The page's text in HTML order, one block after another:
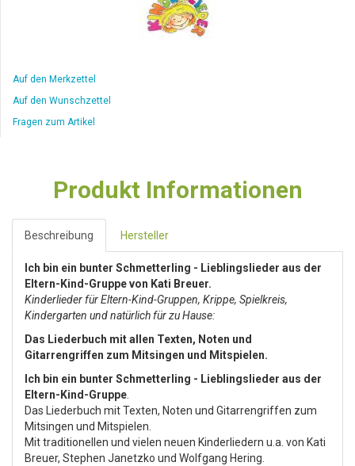
Auf den Merkzettel
Auf den Wunschzettel
Fragen zum Artikel
Produkt Informationen
Beschreibung Hersteller
Ich bin ein bunter Schmetterling - Lieblingslieder aus der
Eltern-Kind-Gruppe von Kati Breuer.
Kinderlieder für Eltern-Kind-Gruppen, Krippe, Spielkreis,
Kindergarten und natürlich für zu Hause:
Das Liederbuch mit allen Texten, Noten und
Gitarrengriffen zum Mitsingen und Mitspielen.
Ich bin ein bunter Schmetterling - Lieblingslieder aus der
Eltern-Kind-Gruppe
Das Liederbuch mit Texten, Noten und Gitarrengriffen zum
Mitsingen und Mitspielen.
Mit traditionellen und vielen neuen Kinderliedern u.a. von Kati
Breuer, Stephen Janetzko und Wolfgang Hering.